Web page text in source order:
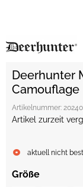
Deerhunter
Camouflage
Artikelnummer:
Artikel zurzeit
aktuell nicht
Größe